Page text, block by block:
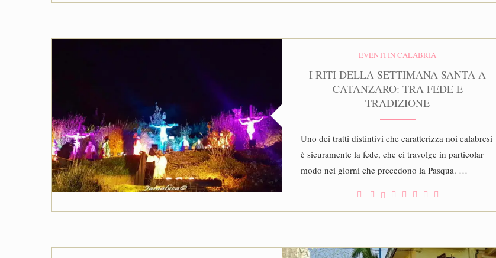
EVENTI IN CALABRIA
I RITI DELLA SETTIMANA SANTA A
CATANZARO: TRA FEDE E
TRADIZIONE
Uno dei tratti distintivi che caratterizza noi calabresi
è sicuramente la fede, che ci travolge in particolar
modo nei giorni che precedono la Pasqua. …